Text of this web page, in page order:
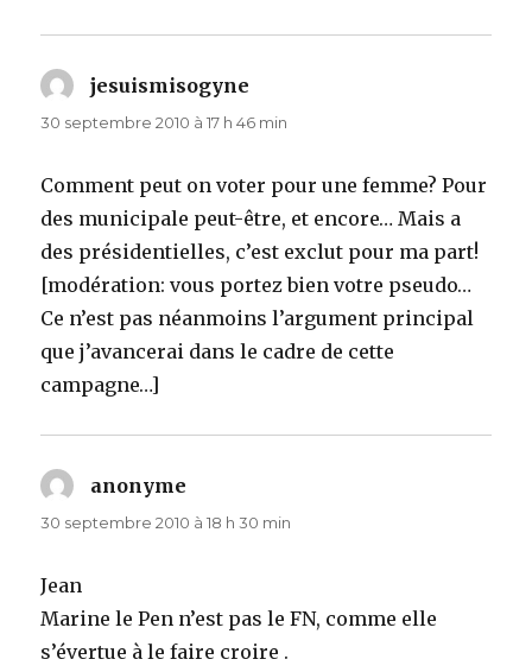
jesuismisogyne
30 septembre 2010 à 17 h 46 min
Comment peut on voter pour une femme? Pour
des municipale peut-être, et encore… Mais a
des présidentielles, c’est exclut pour ma part!
[modération: vous portez bien votre pseudo…
Ce n’est pas néanmoins l’argument principal
que j’avancerai dans le cadre de cette
campagne…]
anonyme
30 septembre 2010 à 18 h 30 min
Jean
Marine le Pen n’est pas le FN, comme elle
s’évertue à le faire croire .